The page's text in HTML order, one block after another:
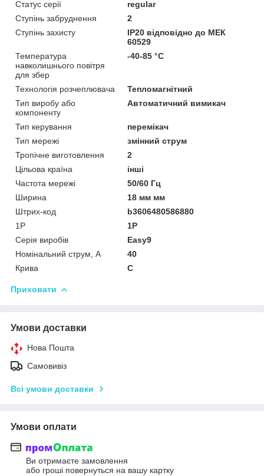
Статус серії
regular
Ступінь забруднення
2
Ступінь захисту
IP20 відповідно до МЕК
60529
Температура
навколишнього повітря
для збер
-40-85 °C
Технологія розчеплювача
Тепломагнітний
Тип виробу або
компоненту
Автоматичний вимикач
Тип керування
перемікач
Тип мережі
змінний струм
Тропічне виготовлення
2
Цільова країна
інші
Частота мережі
50/60 Гц
Ширина
18 мм мм
Штрих-код
b3606480586880
1P
1P
Серія виробів
Easy9
Номінальний струм, А
40
Крива
C
Приховати
Умови доставки
Нова Пошта
Самовивіз
Всі умови доставки
Умови оплати
Ви отримаєте замовлення
або гроші повернуться на вашу картку